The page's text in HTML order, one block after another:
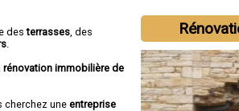
desterrasses , des
rénovation immobilière de
cherchez une entreprise